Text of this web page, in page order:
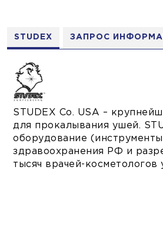
STUDEX ЗАПРОС
STUDEX Co. USA –
для прокалывания ушей.
оборудование
здравоохранения РФ и
тысяч врачей-